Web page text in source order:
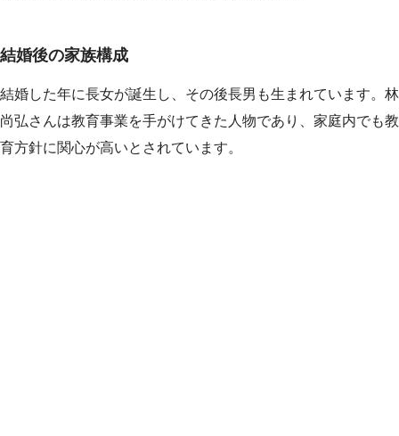
結婚後の家族構成
結婚した年に長女が誕生し、その後長男も生まれています。林
尚弘さんは教育事業を手がけてきた人物であり、家庭内でも教
育方針に関心が高いとされています。